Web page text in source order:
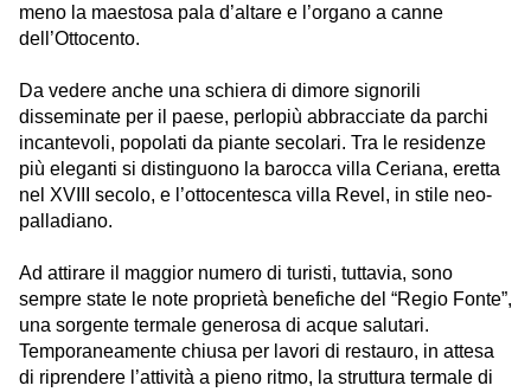
meno la maestosa pala d’altare e l’organo a canne
dell’Ottocento.
Da vedere anche una schiera di dimore signorili
disseminate per il paese, perlopiù abbracciate da parchi
incantevoli, popolati da piante secolari. Tra le residenze
più eleganti si distinguono la barocca villa Ceriana, eretta
nel XVIII secolo, e l’ottocentesca villa Revel, in stile neo-
palladiano.
Ad attirare il maggior numero di turisti, tuttavia, sono
sempre state le note proprietà benefiche del “Regio Fonte”,
una sorgente termale generosa di acque salutari.
Temporaneamente chiusa per lavori di restauro, in attesa
di riprendere l’attività a pieno ritmo, la struttura termale di